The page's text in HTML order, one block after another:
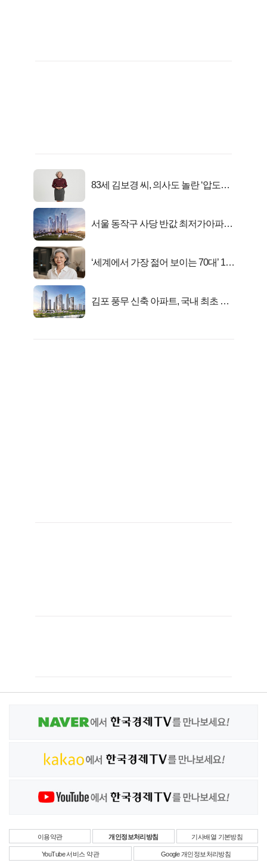
83세 김보경 씨, 의사도 놀란 ‘압도적
서울 동작구 사당 반값 최저가아파트
‘세계에서 가장 젊어 보이는 70대’ 1위
김포 풍무 신축 아파트, 국내 최초 반
이용약관 개인정보처리방침 기사배열 기본방침
YouTube 서비스 약관 Google 개인정보처리방침